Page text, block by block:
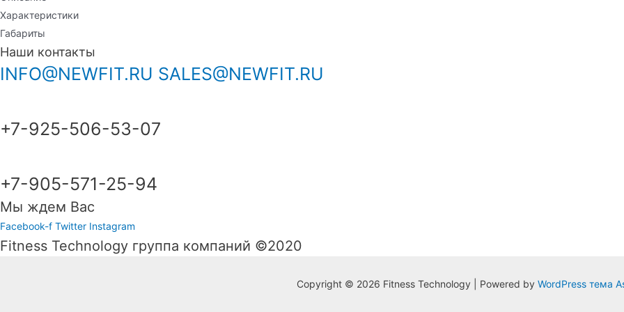
Характеристики
Габариты
Наши контакты
INFO@NEWFIT.RU SALES@NEWFIT.RU
+7-925-506-53-07
+7-905-571-25-94
Мы ждем Вас
Facebook-f Twitter Instagram
Fitness Technology группа компаний ©2020
Copyright © 2026 Fitness Technology | Powered by WordPress тема